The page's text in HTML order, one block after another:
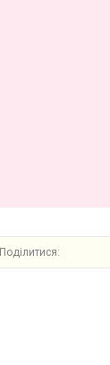
Поділитися: